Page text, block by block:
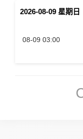
2026-08-09 星期日
08-09 03:00